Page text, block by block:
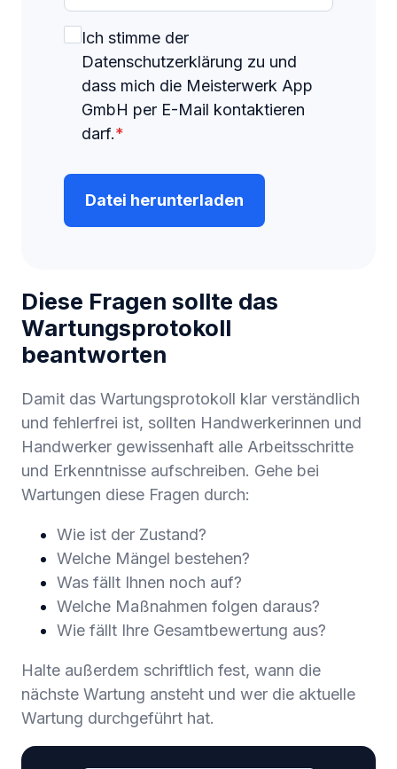
Ich stimme der
Datenschutzerklärung zu und
dass mich die Meisterwerk App
GmbH per E-Mail kontaktieren
darf.*
Datei herunterladen
Diese Fragen sollte das
Wartungsprotokoll
beantworten
Damit das Wartungsprotokoll klar verständlich
und fehlerfrei ist, sollten Handwerkerinnen und
Handwerker gewissenhaft alle Arbeitsschritte
und Erkenntnisse aufschreiben. Gehe bei
Wartungen diese Fragen durch:
Wie ist der Zustand?
Welche Mängel bestehen?
Was fällt Ihnen noch auf?
Welche Maßnahmen folgen daraus?
Wie fällt Ihre Gesamtbewertung aus?
Halte außerdem schriftlich fest, wann die
nächste Wartung ansteht und wer die aktuelle
Wartung durchgeführt hat.